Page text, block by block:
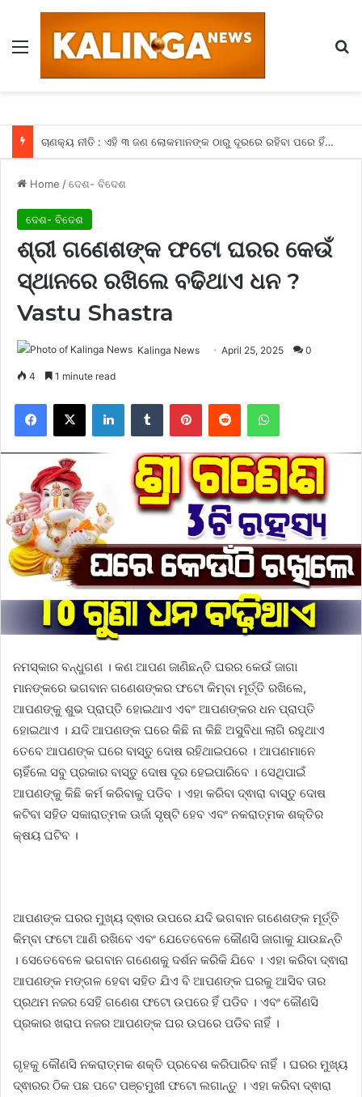
Menu
ଚାଣକ୍ୟ ନୀତି : ଏହି ୩ ଜଣ ଲୋକମାନଙ୍କ ଠାରୁ ଦୂରରେ ରହିବା ପରେ ହିଁ ମିଳିଥାଏ ସଫଳତା, କଣ ଆପଣଙ୍କ ଆଖପାଖରେ ବି ତ ନାହିଁ ଏହିଭଳି ଲୋକମାନେ
Home /ଦେଶ- ବିଦେଶ
ଦେଶ- ବିଦେଶ
ଶ୍ରୀ ଗଣେଶଙ୍କ ଫଟୋ ଘରର କେଉଁ
ସ୍ଥାନରେ ରଖିଲେ ବଢିଥାଏ ଧନ ?
Vastu Shastra
Kalinga News April 25, 2025 0
4 1 minute read
Facebook
X LinkedInTumblr PinterestReddit WhatsApp
ନମସ୍କାର ବନ୍ଧୁଗଣ । କଣ ଆପଣ ଜାଣିଛନ୍ତି ଘରର କେଉଁ ଜାଗା
ମାନଙ୍କରେ ଭଗବାନ ଗଣେଶଙ୍କର ଫଟୋ କିମ୍ବା ମୂର୍ତ୍ତି ରଖିଲେ,
ଆପଣଙ୍କୁ ଶୁଭ ପ୍ରାପ୍ତି ହୋଇଥାଏ ଏବଂ ଆପଣଙ୍କର ଧନ ପ୍ରାପ୍ତି
ହୋଇଥାଏ । ଯଦି ଆପଣଙ୍କ ଘରେ କିଛି ନା କିଛି ଅସୁବିଧା ଲାଗି ରହୁଥାଏ
ତେବେ ଆପଣଙ୍କ ଘରେ ବାସ୍ତୁ ଦୋଷ ରହିଥାଇପରେ । ଆପଣମାନେ
ଚାହିଁଲେ ସବୁ ପ୍ରକାର ବାସ୍ତୁ ଦୋଷ ଦୂର ହେଇପାରିବେ । ସେଥିପାଇଁ
ଆପଣଙ୍କୁ କିଛି କର୍ମ କରିବାକୁ ପଡିବ । ଏହା କରିବା ଦ୍ଵାରା ବାସ୍ତୁ ଦୋଷ
କଟିବା ସହିତ ସକାରାତ୍ମକ ଊର୍ଜା ସୃଷ୍ଟି ହେବ ଏବଂ ନକରାତ୍ମକ ଶକ୍ତିର
କ୍ଷୟ ଘଟିବ ।
ଆପଣଙ୍କ ଘରର ମୁଖ୍ୟ ଦ୍ଵାର ଉପରେ ଯଦି ଭଗବାନ ଗଣେଶଙ୍କ ମୂର୍ତ୍ତି
କିମ୍ବା ଫଟୋ ଆଣି ରଖିବେ ଏବଂ ଯେତେବେଳେ କୌଣସି ଜାଗାକୁ ଯାଉଛନ୍ତି
। ସେତେବେଳେ ଭଗବାନ ଗଣେଶକୁ ଦର୍ଶନ କରିକି ଯିବେ । ଏହା କରିବା ଦ୍ଵାରା
ଆପଣଙ୍କ ମଙ୍ଗଳ ହେବା ସହିତ ଯିଏ ବି ଆପଣଙ୍କ ଘରକୁ ଆସିବ ତାର
ପ୍ରଥମ ନଜର ସେହି ଗଣେଶ ଫଟୋ ଉପରେ ହିଁ ପଡିବ । ଏବଂ କୌଣସି
ପ୍ରକାର ଖରାପ ନଜର ଆପଣଙ୍କ ଘର ଉପରେ ପଡିବ ନାହିଁ ।
ଗୃହକୁ କୌଣସି ନକରାତ୍ମକ ଶକ୍ତି ପ୍ରବେଶ କରିପାରିବ ନାହିଁ । ଘରର ମୁଖ୍ୟ
ଦ୍ଵାରର ଠିକ ପଛ ପଟେ ପଞ୍ଚମୁଖୀ ଫଟୋ ଲଗାନ୍ତୁ । ଏହା କରିବା ଦ୍ଵାରା